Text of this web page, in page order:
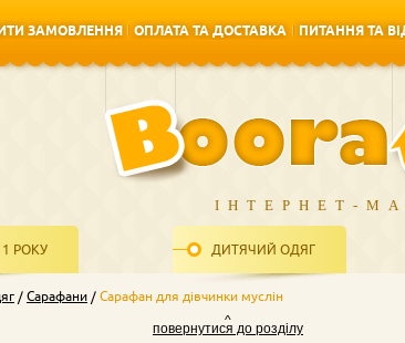
ЗАМОВЛЕННЯ
ОПЛАТА ТА ДОСТАВКА
ПИТАННЯ ТА
ІНТЕРНЕТ-
РОКУ ДИТЯЧИЙ ОДЯГ
Сарафани Сарафан для дівчинки муслін
повернутися до розділу